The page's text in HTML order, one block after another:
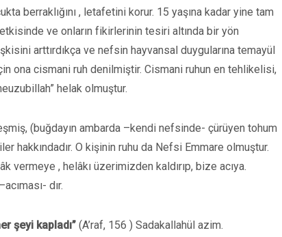
berraklığını , letafetini korur. 15 yaşına kadar yine tam
ve onların fikirlerinin tesiri altında bir yön
arttırdıkça ve nefsin hayvansal duygularına temayül
ona cismani ruh denilmiştir. Cismani ruhun en tehlikelisi,
helak olmuştur.
(buğdayın ambarda –kendi nefsinde- çürüyen tohum
hakkındadır. O kişinin ruhu da Nefsi Emmare olmuştur.
vermeye , helâkı üzerimizden kaldırıp, bize acıya.
dır.
şeyi kapladı” (A’raf, 156 ) Sadakallahül azim.